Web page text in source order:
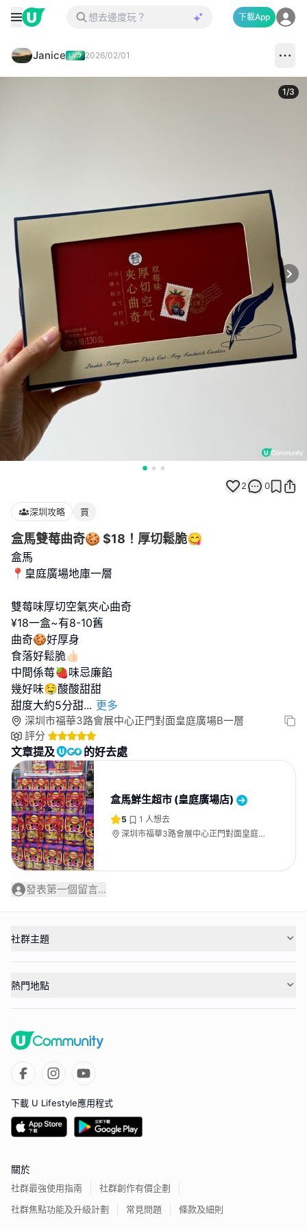
下載App
Janice 2026/02/01
1/3
2 0
深圳攻略 買
盒馬雙莓曲奇🍪 $18！厚切鬆脆😋
盒馬
📍皇庭廣場地庫一層
雙莓味厚切空氣夾心曲奇
¥18一盒~有8-10舊
曲奇🍪好厚身
食落好鬆脆👍🏻
中間係莓🍓味忌廉餡
幾好味🤤酸酸甜甜
甜度大約5分甜... 更多
深圳市福華3路會展中心正門對面皇庭廣場B一層
評分
文章提及 的好去處
盒馬鮮生超市 (皇庭廣場店)
5 1 人想去
深圳市福華3路會展中心正門對面皇庭廣
發表第一個留言...
社群主題
熱門地點
下載 U Lifestyle應用程式
關於
社群最強使用指南
社群創作有價企劃
社群焦點功能及升級計劃
常見問題 條款及細則